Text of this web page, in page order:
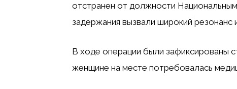
отстранен от должности
задержания вызвали широкий
В ходе операции были зафиксированы
женщине на месте потребовалась